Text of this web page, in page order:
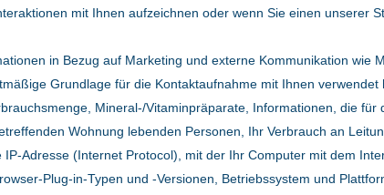
mit Ihnen aufzeichnen oder wenn Sie einen unserer
in Bezug auf Marketing und externe Kommunikation wie
Grundlage für die Kontaktaufnahme mit Ihnen
Mineral-/Vitaminpräparate, Informationen, die
Wohnung lebenden Personen, Ihr Verbrauch an
IP-Adresse (Internet Protocol), mit der Ihr Computer mit dem
Plug-in-Typen und -Versionen, Betriebssystem und